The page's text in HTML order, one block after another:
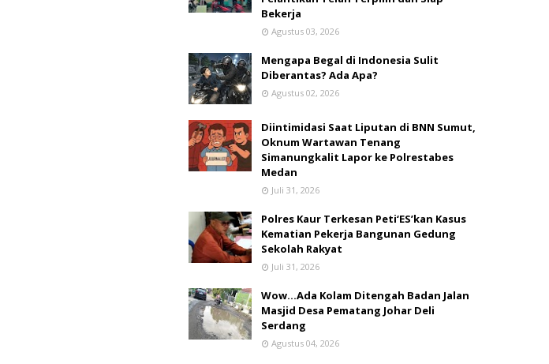
Bekerja
Agustus 03, 2026
Mengapa Begal di Indonesia Sulit
Diberantas? Ada Apa?
Agustus 02, 2026
Diintimidasi Saat Liputan di BNN Sumut,
Oknum Wartawan Tenang
Simanungkalit Lapor ke Polrestabes
Medan
Juli 31, 2026
Polres Kaur Terkesan Peti‘ES’kan Kasus
Kematian Pekerja Bangunan Gedung
Sekolah Rakyat
Juli 31, 2026
Wow...Ada Kolam Ditengah Badan Jalan
Masjid Desa Pematang Johar Deli
Serdang
Agustus 04, 2026